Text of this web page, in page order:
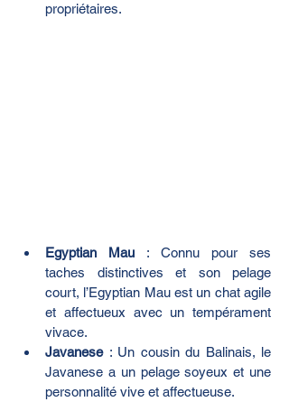
propriétaires.
Egyptian Mau : Connu pour ses
taches distinctives et son pelage
court, l’Egyptian Mau est un chat agile
et affectueux avec un tempérament
vivace.
Javanese : Un cousin du Balinais, le
Javanese a un pelage soyeux et une
personnalité vive et affectueuse.